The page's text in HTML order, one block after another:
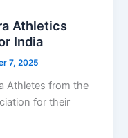
Athletics
India
7, 2025
Athletes from the
for their